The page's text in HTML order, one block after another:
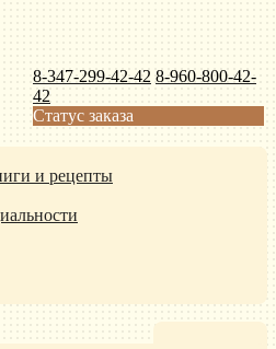
8-347-299-42-42 8-960-800-42-
42
Статус заказа
и рецепты